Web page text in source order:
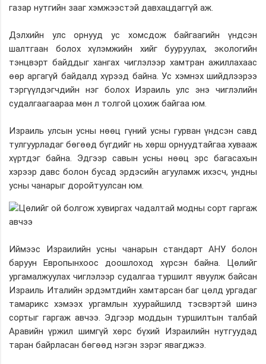
газар нутгийн зааг хэмжээстэй давхацдаггүй аж.
Дэлхийн улс орнууд ус хомсдож байгаагийн үндсэн
шалтгаан болох хүлэмжийн хийг бууруулах, экологийн
тэнцвэрт байддыг хангах чиглэлээр хамтран ажиллахаас
өөр аргагүй байдалд хүрээд байна. Ус хэмнэх шийдлээрээ
тэргүүлдэгчдийн нэг болох Израиль улс энэ чиглэлийн
судалгаагаараа мөн л толгой цохиж байгаа юм.
Израиль улсын усны нөөц гүний усны гурван үндсэн савд
тулгуурладаг бөгөөд бүгдийг нь хөрш орнуудтайгаа хувааж
хүртдэг байна. Эдгээр савын усны нөөц эрс багасахын
хэрээр давс болон бусад эрдэсийн агууламж ихэсч, ундны
усны чанарыг доройтуулсан юм.
Иймээс Израилийн усны чанарын стандарт АНУ болон
баруун Европынхоос доошлоход хүрсэн байна. Цөлийг
ургамалжуулах чиглэлээр судалгаа туршилт явуулж байсан
Израиль Италийн эрдэмтдийн хамтарсан баг цөлд ургадаг
тамарикс хэмээх ургамлын хуурайшилд тэсвэртэй шинэ
сортыг гаргаж авчээ. Эдгээр моддын туршилтын талбай
Аравийн үржил шимгүй хөрс бүхий Израилийн нутгуудад
таран байрласан бөгөөд нэгэн зэрэг явагджээ.